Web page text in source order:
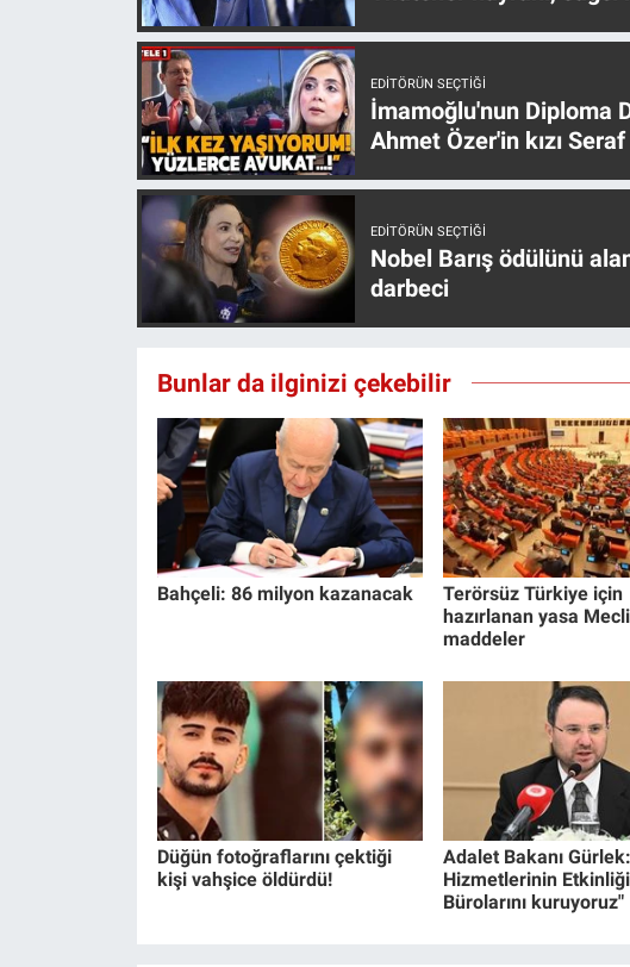
EDITÖRÜN SEÇTIĞI
İmamoğlu'nun Diploma
Ahmet Özer'in kızı
EDITÖRÜN SEÇTIĞI
Nobel Barış ödülünü
darbeci
Bunlar da ilginizi çekebilir
Bahçeli: 86 milyon kazanacak
Terörsüz Türkiye için
hazırlanan yasa
maddeler
Düğün fotoğraflarını çektiği
kişi vahşice öldürdü!
Adalet Bakanı
Hizmetlerinin Etkinliği
Bürolarını kuruyoruz"